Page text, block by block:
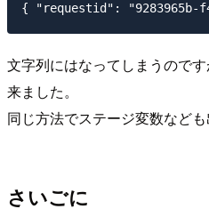
文字列にはなってしまうので
来ました。
同じ方法でステージ変数なども
さいごに